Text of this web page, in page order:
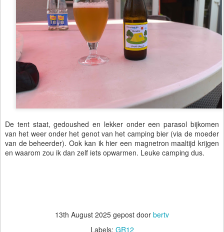
De tent staat, gedoushed en lekker onder een parasol bijkomen
van het weer onder het genot van het camping bier (via de moeder
van de beheerder). Ook kan ik hier een magnetron maaltijd krijgen
en waarom zou ik dan zelf iets opwarmen. Leuke camping dus.
13th August 2025 gepost door bertv
Labels: GR12